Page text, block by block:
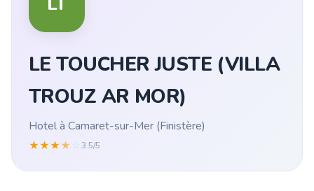
LE TOUCHER JUSTE (VILLA
TROUZ AR MOR)
Hotel à Camaret-sur-Mer (Finistère)
★★★★ 3.5/5